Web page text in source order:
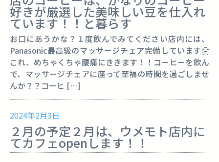
好きが厳選した美味しい豆を仕入れ
ています！！と暮らす
お口にあうかな？１度飲んでみてください店内には、
Panasonic最高級のマッサージチェア完備しています🤗
これ、めちゃくちゃ腰痛にききます！！コーヒーを飲ん
で、マッサージチェアに座って至福の時間を過ごしませ
んか？？コーヒ […]
2024年2月3日
２月の予定２月は、ウメモト店内に
てカフェopenします！！